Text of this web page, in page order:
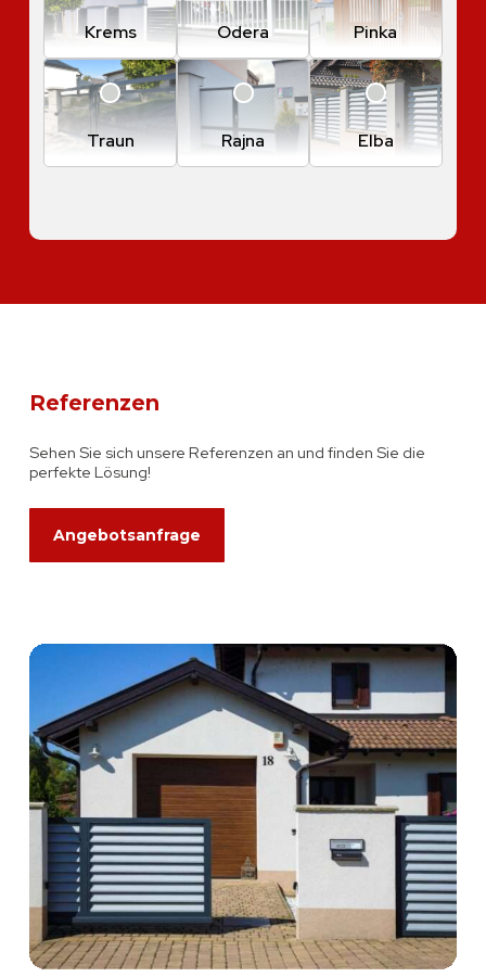
Krems Odera Pinka
Traun Rajna Elba
Referenzen
Sehen Sie sich unsere Referenzen an und finden Sie die
perfekte Lösung!
Angebotsanfrage